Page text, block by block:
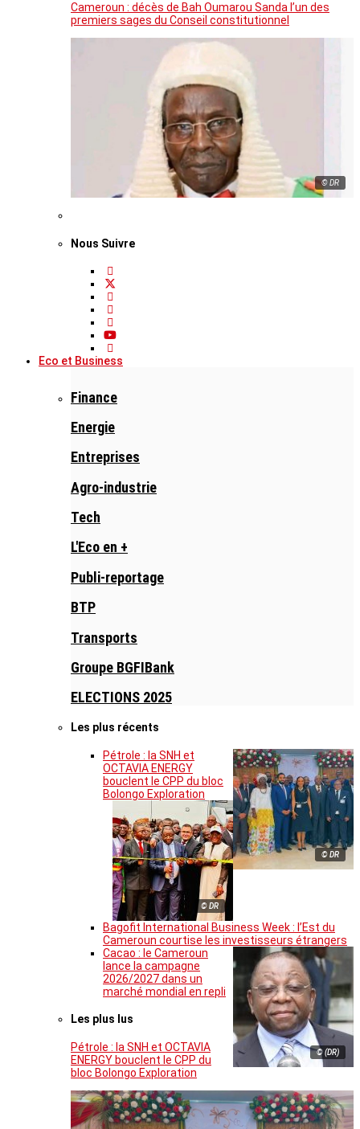
Cameroun : décès de Bah Oumarou Sanda l’un des
premiers sages du Conseil constitutionnel
© DR
Nous Suivre
Eco et Business
Finance
Energie
Entreprises
Agro-industrie
Tech
L'Eco en +
Publi-reportage
BTP
Transports
Groupe BGFIBank
ELECTIONS 2025
Les plus récents
© DR
Pétrole : la SNH et
OCTAVIA ENERGY
bouclent le CPP du bloc
Bolongo Exploration
© DR
Bagofit International Business Week : l’Est du
Cameroun courtise les investisseurs étrangers
© (DR)
Cacao : le Cameroun
lance la campagne
2026/2027 dans un
marché mondial en repli
Les plus lus
Pétrole : la SNH et OCTAVIA
ENERGY bouclent le CPP du
bloc Bolongo Exploration